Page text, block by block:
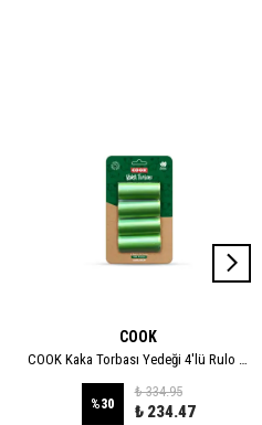
COOK
COOK Kaka Torbası Yedeği 4'lü Rulo - STANDART
%30
₺ 334.95
₺ 234.47